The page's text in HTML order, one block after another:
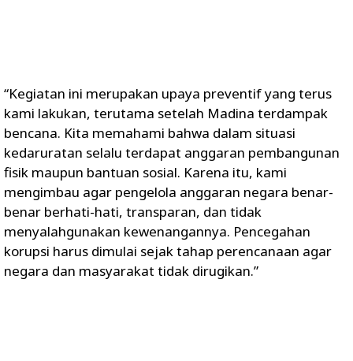
“Kegiatan ini merupakan upaya preventif yang terus
kami lakukan, terutama setelah Madina terdampak
bencana. Kita memahami bahwa dalam situasi
kedaruratan selalu terdapat anggaran pembangunan
fisik maupun bantuan sosial. Karena itu, kami
mengimbau agar pengelola anggaran negara benar-
benar berhati-hati, transparan, dan tidak
menyalahgunakan kewenangannya. Pencegahan
korupsi harus dimulai sejak tahap perencanaan agar
negara dan masyarakat tidak dirugikan.”